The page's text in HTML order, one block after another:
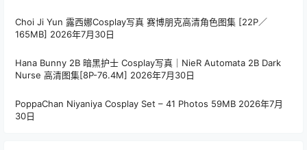
Choi Ji Yun 露西娜Cosplay写真 赛博朋克高清角色图集 [22P／
165MB] 2026年7月30日
Hana Bunny 2B 暗黑护士 Cosplay写真｜NieR Automata 2B Dark
Nurse 高清图集[8P-76.4M] 2026年7月30日
PoppaChan Niyaniya Cosplay Set – 41 Photos 59MB 2026年7月
30日